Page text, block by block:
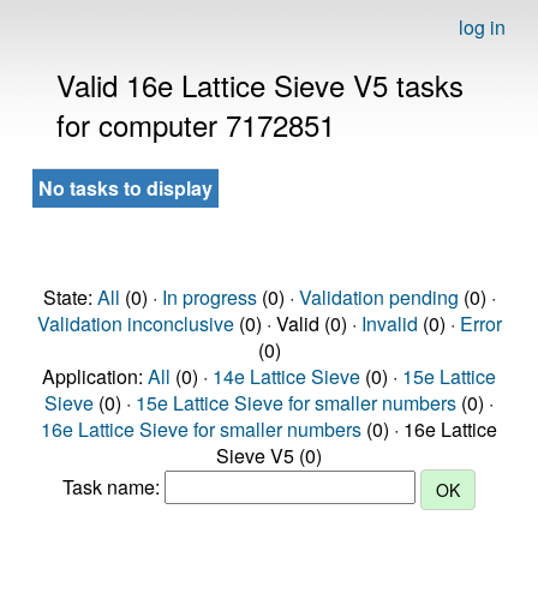
log in
Valid 16e Lattice Sieve V5 tasks
for computer 7172851
No tasks to display
State: All (0) · In progress(0) · Validation pending (0) ·
Validation inconclusive(0) · Valid (0) · Invalid (0) · Error
(0)
Application: All (0) · 14e Lattice Sieve (0) · 15e Lattice
Sieve (0) · 15e Lattice Sieve for smaller numbers (0) ·
16e Lattice Sieve for smaller numbers (0) · 16e Lattice
Sieve V5 (0)
Task name: